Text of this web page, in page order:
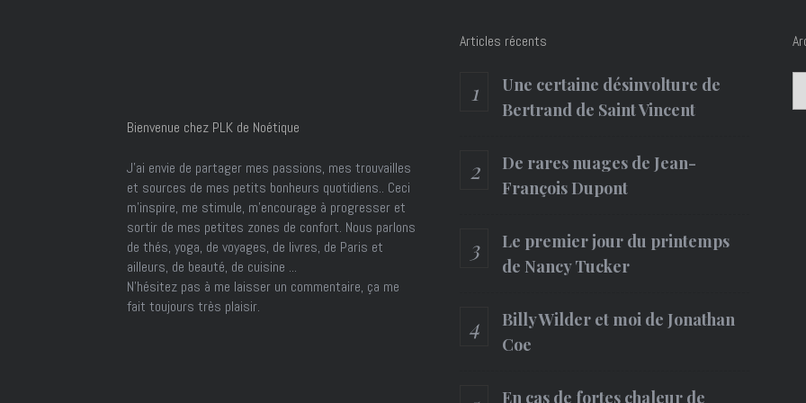
Bienvenue chez PLK de Noétique
J’ai envie de partager mes passions, mes trouvailles
et sources de mes petits bonheurs quotidiens.. Ceci
m'inspire, me stimule, m'encourage à progresser et
sortir de mes petites zones de confort. Nous parlons
de thés, yoga, de voyages, de livres, de Paris et
ailleurs, de beauté, de cuisine ...
N'hésitez pas à me laisser un commentaire, ça me
fait toujours très plaisir.
Articles récents
Une certaine désinvolture de
Bertrand de Saint Vincent
De rares nuages de Jean-
François Dupont
Le premier jour du printemps
de Nancy Tucker
Billy Wilder et moi de Jonathan
Coe
En cas de fortes chaleur de